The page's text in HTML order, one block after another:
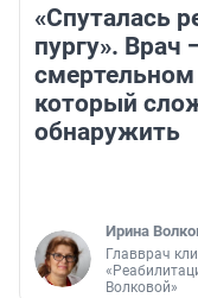
«Спуталась
пургу». Врач
смертельном
который
обнаружить
Ирина
Главврач
Волковой»